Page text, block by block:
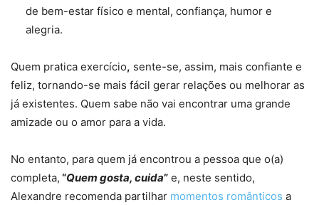
de bem-estar físico e mental, confiança, humor e
alegria.
Quem pratica exercício, sente-se, assim, mais confiante e
feliz, tornando-se mais fácil gerar relações ou melhorar as
já existentes. Quem sabe não vai encontrar uma grande
amizade ou o amor para a vida.
No entanto, para quem já encontrou a pessoa que o(a)
completa, “Quem gosta, cuida” e, neste sentido,
Alexandre recomenda partilhar momentos românticos a